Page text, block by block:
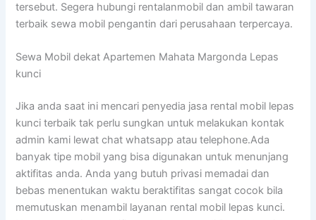
tersebut. Segera hubungi rentalanmobil dan ambil tawaran
terbaik sewa mobil pengantin dari perusahaan terpercaya.
Sewa Mobil dekat Apartemen Mahata Margonda Lepas
kunci
Jika anda saat ini mencari penyedia jasa rental mobil lepas
kunci terbaik tak perlu sungkan untuk melakukan kontak
admin kami lewat chat whatsapp atau telephone.Ada
banyak tipe mobil yang bisa digunakan untuk menunjang
aktifitas anda. Anda yang butuh privasi memadai dan
bebas menentukan waktu beraktifitas sangat cocok bila
memutuskan menambil layanan rental mobil lepas kunci.